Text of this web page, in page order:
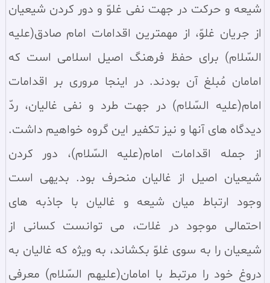
شیعه و حرکت در جهت نفی غلوّ و دور کردن شیعیان
از جریان غلوّ، از مهمترین اقدامات امام صادق(علیه
السّلام) برای حفظ فرهنگ اصیل اسلامی است که
امامان مُبلغ آن بودند. در اینجا مروری بر اقدامات
امام(علیه السّلام) در جهت طرد و نفی غالیان، ردّ
دیدگاه‌ های آنها و نیز تکفیر این گروه خواهیم داشت.
از جمله اقدامات امام(علیه السّلام)، دور کردن
شیعیان اصیل از غالیان منحرف بود. بدیهی است
وجود ارتباط میان شیعه و غالیان با جاذبه‌ های
احتمالی موجود در غلات، می‌ توانست کسانی از
شیعیان را به سوی غلوّ بکشاند، به ویژه که غالیان به
دروغ خود را مرتبط با امامان(علیهم السّلام) معرفی